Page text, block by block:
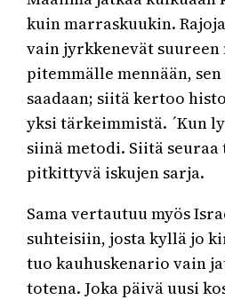
kuin marraskuukin.
vain jyrkkenevät
pitemmälle mennään,
saadaan; siitä kertoo
yksi tärkeimmistä. ´Kun
siinä metodi. Siitä seuraa
pitkittyvä iskujen sarja.
Sama vertautuu myös
suhteisiin, josta kyllä jo
tuo kauhuskenario vain
totena. Joka päivä uusi